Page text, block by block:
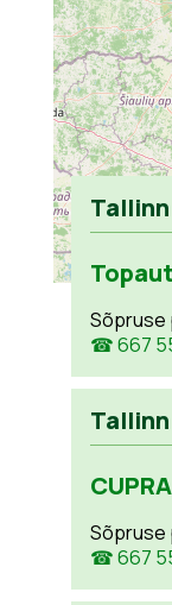
Tallinn
Sõpruse
☎ 667
Tallinn
Sõpruse
☎ 667